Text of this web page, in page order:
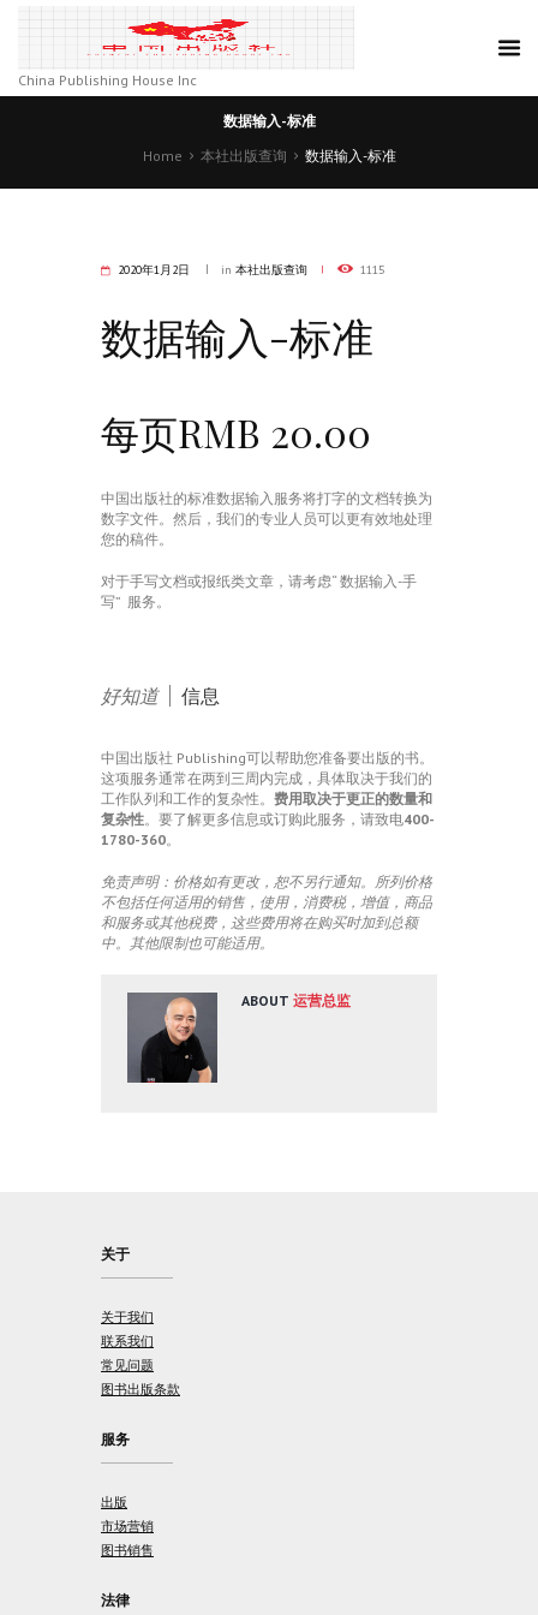
China Publishing House Inc
数据输入-标准
Home
本社出版查询 数据输入-标准
2020年1月2日 in 本社出版查询 1115
数据输入-标准
每页RMB 20.00
中国出版社的标准数据输入服务将打字的文档转换为
数字文件。然后，我们的专业人员可以更有效地处理
您的稿件。
对于手写文档或报纸类文章，请考虑“数据输入-手
写” 服务。
好知道| 信息
中国出版社 Publishing可以帮助您准备要出版的书。
这项服务通常在两到三周内完成，具体取决于我们的
工作队列和工作的复杂性。 费用取决于更正的数量和
复杂性。要了解更多信息或订购此服务，请致电400-
1780-360。
免责声明：价格如有更改，恕不另行通知。所列价格
不包括任何适用的销售，使用，消费税，增值，商品
和服务或其他税费，这些费用将在购买时加到总额
中。其他限制也可能适用。
ABOUT运营总监
关于
关于我们
联系我们
常见问题
图书出版条款
服务
出版
市场营销
图书销售
法律